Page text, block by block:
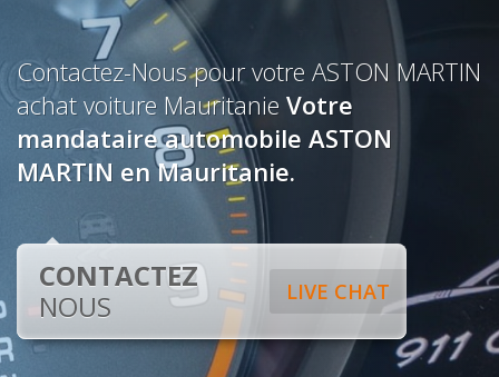
Contactez-Nous pour votre ASTON MARTIN
achat voiture Mauritanie Votre
mandataire automobile ASTON
MARTIN en Mauritanie.
LIVE CHAT
CONTACTEZ
NOUS